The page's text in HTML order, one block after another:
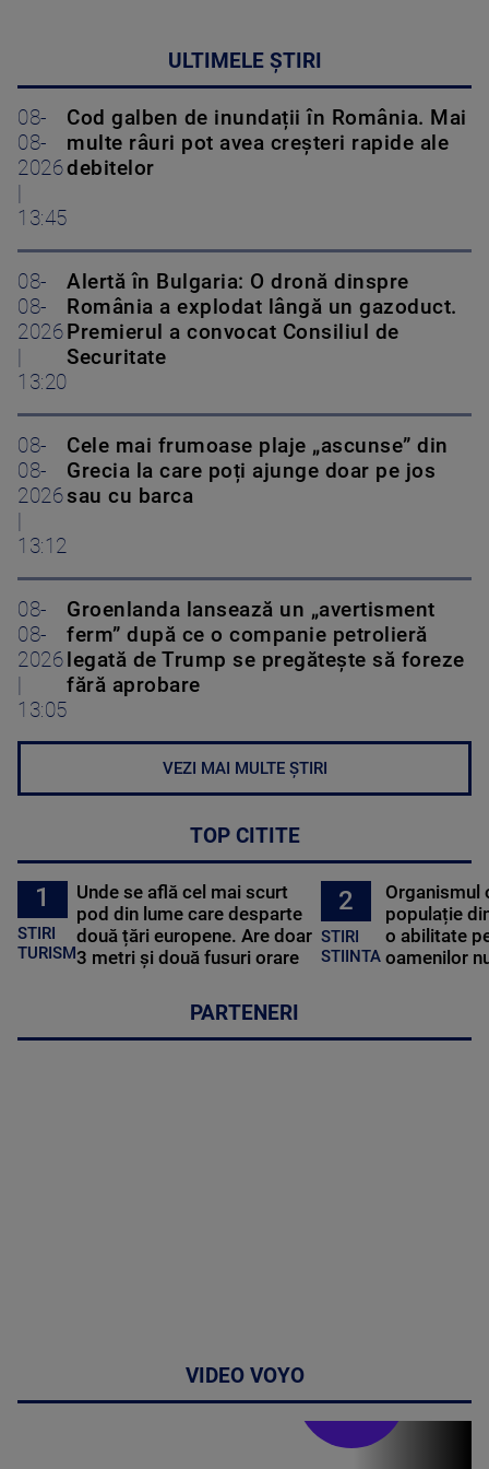
ULTIMELE ȘTIRI
08-
08-
2026
|
13:45
Cod galben de inundații în România. Mai
multe râuri pot avea creșteri rapide ale
debitelor
08-
08-
2026
|
13:20
Alertă în Bulgaria: O dronă dinspre
România a explodat lângă un gazoduct.
Premierul a convocat Consiliul de
Securitate
08-
08-
2026
|
13:12
Cele mai frumoase plaje „ascunse” din
Grecia la care poți ajunge doar pe jos
sau cu barca
08-
08-
2026
|
13:05
Groenlanda lansează un „avertisment
ferm” după ce o companie petrolieră
legată de Trump se pregătește să foreze
fără aprobare
VEZI MAI MULTE ȘTIRI
TOP CITITE
1
STIRI
TURISM
Unde se află cel mai scurt
pod din lume care desparte
două țări europene. Are doar
3 metri și două fusuri orare
2
STIRI
STIINTA
Organismul
populație
o abilitate
oamenilor
PARTENERI
VIDEO VOYO